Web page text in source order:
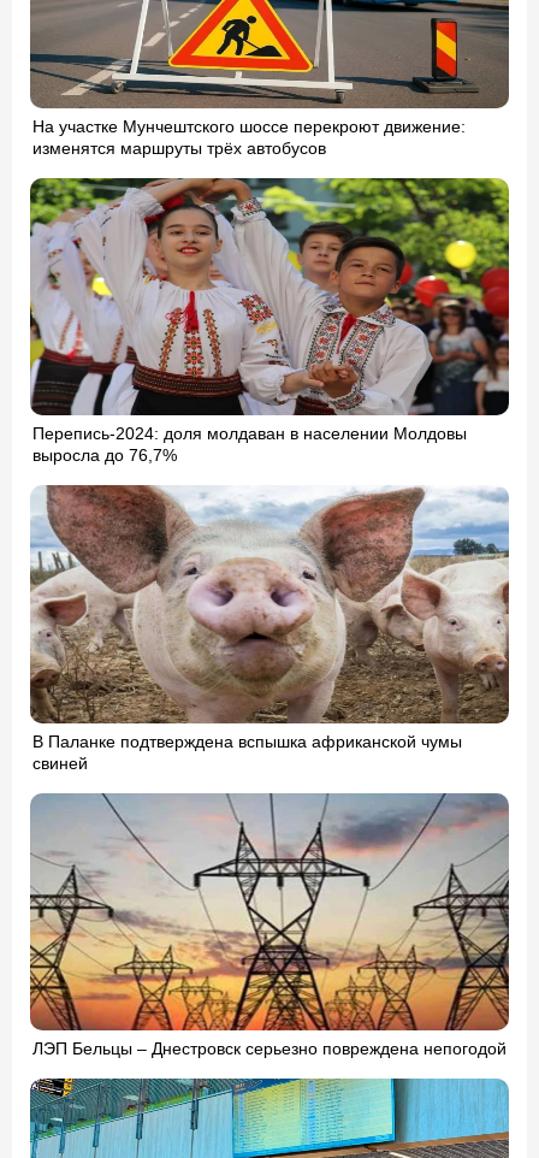
На участке Мунчештского шоссе перекроют движение:
изменятся маршруты трёх автобусов
Перепись-2024: доля молдаван в населении Молдовы
выросла до 76,7%
В Паланке подтверждена вспышка африканской чумы
свиней
ЛЭП Бельцы – Днестровск серьезно повреждена непогодой